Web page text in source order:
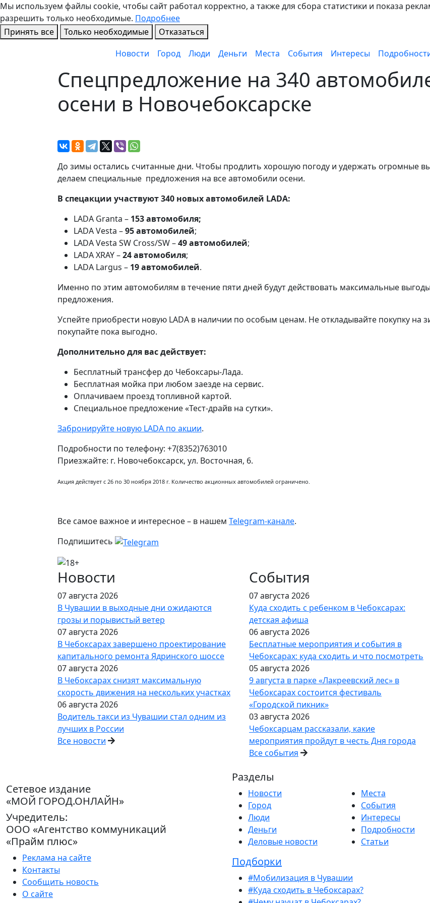
Мы используем файлы cookie, чтобы сайт работал корректно, а также для сбора статистики и показа
разрешить только необходимые. Подробнее
Принять все
Только необходимые
Отказаться
Новости
Город Люди Деньги Места События Интересы
Спецпредложение на 340
осени в Новочебоксарске
До зимы остались считанные дни. Чтобы продлить хорошую погоду и удержать огромные
делаем специальные предложения на все автомобили осени.
В спецакции участвуют 340 новых автомобилей LADA:
LADA Granta – 153 автомобиля;
LADA Vesta –95 автомобилей;
LADA Vesta SW Cross/SW –49 автомобилей;
LADA XRAY –24 автомобиля;
LADA Largus – 19 автомобилей.
Именно по этим автомобилям в течение пяти дней будут действовать максимальные
предложения.
Успейте приобрести новую LADA в наличии по особым ценам. Не откладывайте покупку на
покупайте пока выгодно.
Дополнительно для вас действует:
Бесплатный трансфер до Чебоксары-Лада.
Бесплатная мойка при любом заезде на сервис.
Оплачиваем проезд топливной картой.
Специальное предложение «Тест-драйв на сутки».
Забронируйте новую LADA по акции.
Подробности по телефону: +7(8352)763010
Приезжайте: г. Новочебоксарск, ул. Восточная, 6.
Акция действует с 26 по 30 ноября 2018 г. Количество акционных автомобилей ограничено.
Все самое важное и интересное – в нашем Telegram-канале.
Подпишитесь
Новости
07 августа 2026
В Чувашии в выходные дни ожидаются
грозы и порывистый ветер
07 августа 2026
В Чебоксарах завершено проектирование
капитального ремонта Ядринского шоссе
07 августа 2026
В Чебоксарах снизят максимальную
скорость движения на нескольких участках
06 августа 2026
Водитель такси из Чувашии стал одним из
лучших в России
Все новости
События
07 августа 2026
Куда сходить с ребенком в Чебоксарах:
детская афиша
06 августа 2026
Бесплатные мероприятия и события в
Чебоксарах: куда сходить и что посмотреть
05 августа 2026
9 августа в парке «Лакреевский лес» в
Чебоксарах состоится фестиваль
«Городской пикник»
03 августа 2026
Чебоксарцам рассказали, какие
мероприятия пройдут в честь Дня города
Все события
Сетевое издание
«МОЙ ГОРОД.ОНЛАЙН»
Учредитель:
ООО «Агентство коммуникаций
«Прайм плюс»
Реклама на сайте
Контакты
Сообщить новость
О сайте
Разделы
Новости
Город
Люди
Деньги
Деловые новости
Места
События
Интересы
Подробности
Статьи
Подборки
#Мобилизация в Чувашии
#Куда сходить в Чебоксарах?